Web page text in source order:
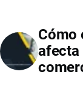
EN
2025:
Cómo
afecta